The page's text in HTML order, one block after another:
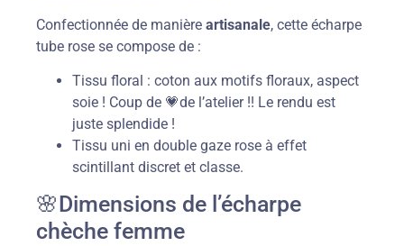
Confectionnée de manière artisanale, cette écharpe
tube rose se compose de :
Tissu floral : coton aux motifs floraux, aspect
soie ! Coup de 💗de l’atelier !! Le rendu est
juste splendide !
Tissu uni en double gaze rose à effet
scintillant discret et classe.
🌸Dimensions de l’écharpe
chèche femme